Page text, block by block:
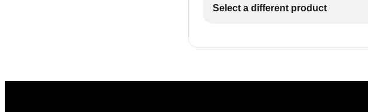
Select a different product